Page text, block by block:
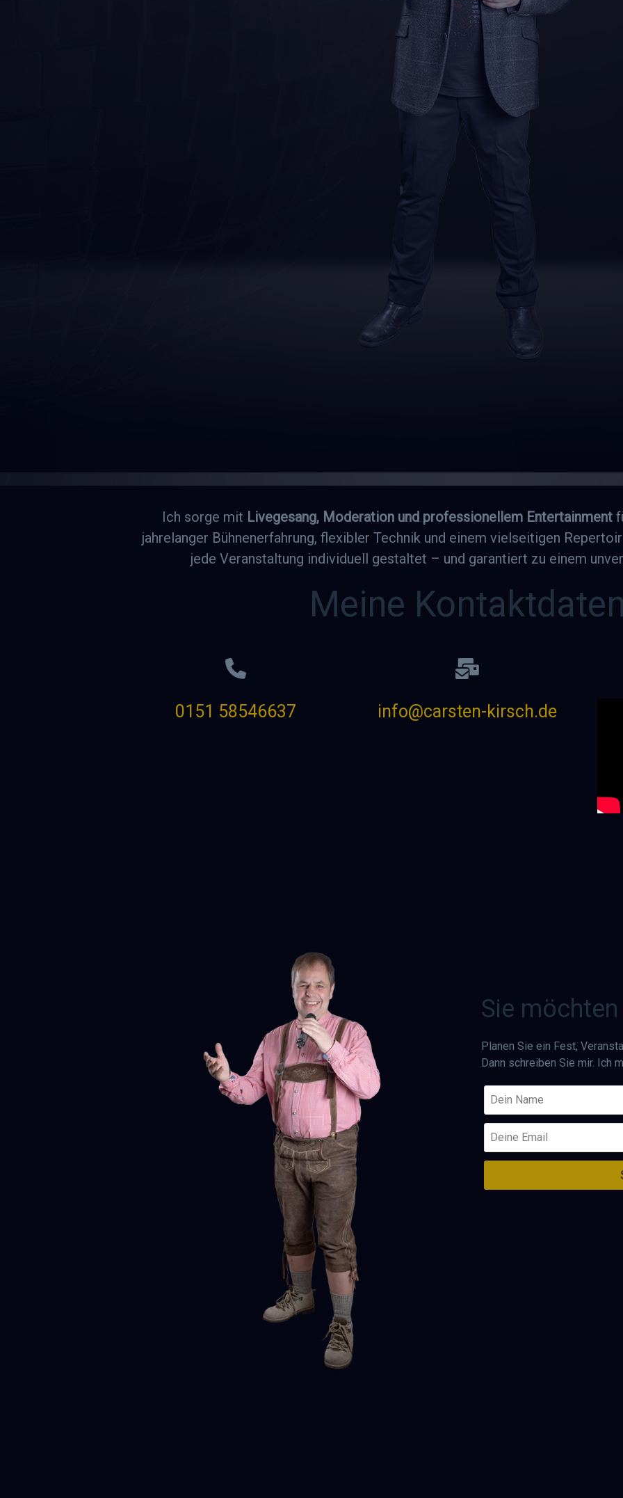
Ich sorge mit Livegesang, Moderation und professionellem Entertainment
jahrelanger Bühnenerfahrung, flexibler Technik und einem vielseitigen
jede Veranstaltung individuell gestaltet – und garantiert zu einem
Meine
0151 58546637 info@carsten-kirsch.de
Sie
Planen Sie ein Fest,
Dann schreiben Sie mir. Ich